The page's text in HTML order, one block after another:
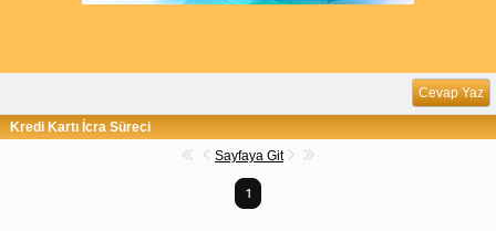
Cevap Yaz
Kredi Kartı İcra Süreci
Sayfaya Git
1